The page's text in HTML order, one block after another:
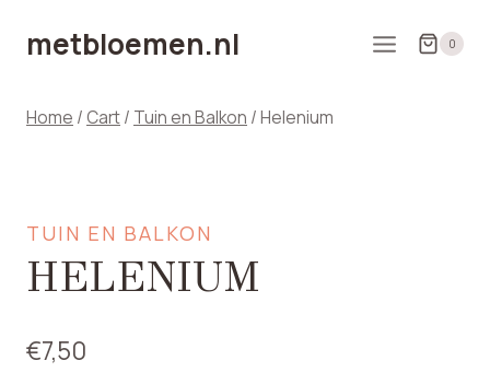
naarmetbloemen.nl 0
Home / Cart/ Tuin en Balkon /Helenium
TUIN EN BALKON
HELENIUM
€7,50